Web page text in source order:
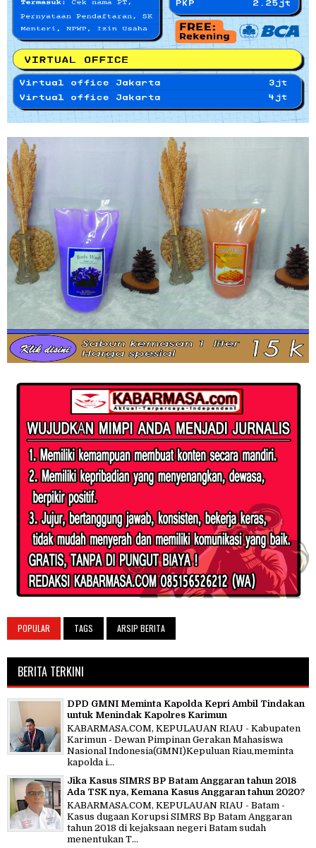
POPULAR TAGS ARSIP BERITA
BERITA TERKINI
DPD GMNI Meminta Kapolda Kepri Ambil Tindakan
untuk Menindak Kapolres Karimun
KABARMASA.COM, KEPULAUAN RIAU - Kabupaten
Karimun - Dewan Pimpinan Gerakan Mahasiswa
Nasional Indonesia(GMNI)Kepuluan Riau,meminta
kapolda i...
Jika Kasus SIMRS BP Batam Anggaran tahun 2018
Ada TSK nya, Kemana Kasus Anggaran tahun 2020?
KABARMASA.COM, KEPULAUAN RIAU - Batam -
Kasus dugaan Korupsi SIMRS Bp Batam Anggaran
tahun 2018 di kejaksaan negeri Batam sudah
menentukan T...